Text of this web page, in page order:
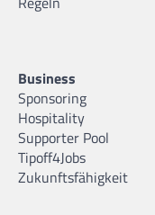
Business
Sponsoring
Hospitality
Supporter Pool
Tipoff4Jobs
Zukunftsfähigkeit